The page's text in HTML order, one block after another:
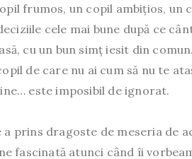
frumos, un copil ambițios, un
cele mai bune după ce
cu un bun simț iesit din
de care nu ai cum să nu te
este imposibil de ignorat.
a prins dragoste de meseria
fascinată atunci când îi